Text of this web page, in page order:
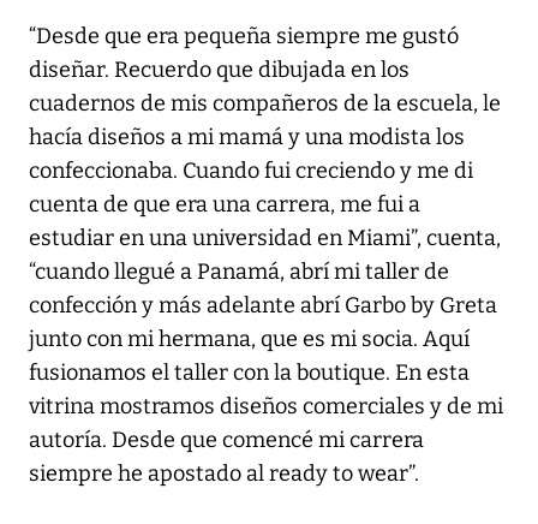
“Desde que era pequeña siempre me gustó
diseñar. Recuerdo que dibujada en los
cuadernos de mis compañeros de la escuela, le
hacía diseños a mi mamá y una modista los
confeccionaba. Cuando fui creciendo y me di
cuenta de que era una carrera, me fui a
estudiar en una universidad en Miami”, cuenta,
“cuando llegué a Panamá, abrí mi taller de
confección y más adelante abrí Garbo by Greta
junto con mi hermana, que es mi socia. Aquí
fusionamos el taller con la boutique. En esta
vitrina mostramos diseños comerciales y de mi
autoría. Desde que comencé mi carrera
siempre he apostado al ready to wear”.